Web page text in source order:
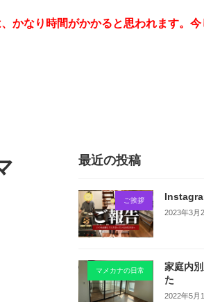
かなり時間がかかると思われます。今
最近の投稿
ご挨拶
2023年3月
マメカナの日常
家庭内
た
2022年5月